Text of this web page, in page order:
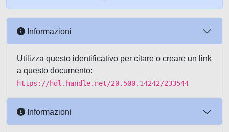
Informazioni
Utilizza questo identificativo per citare o creare un link
a questo documento:
https://hdl.handle.net/20.500.14242/233544
Informazioni